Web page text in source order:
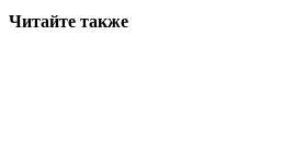
Читайте также